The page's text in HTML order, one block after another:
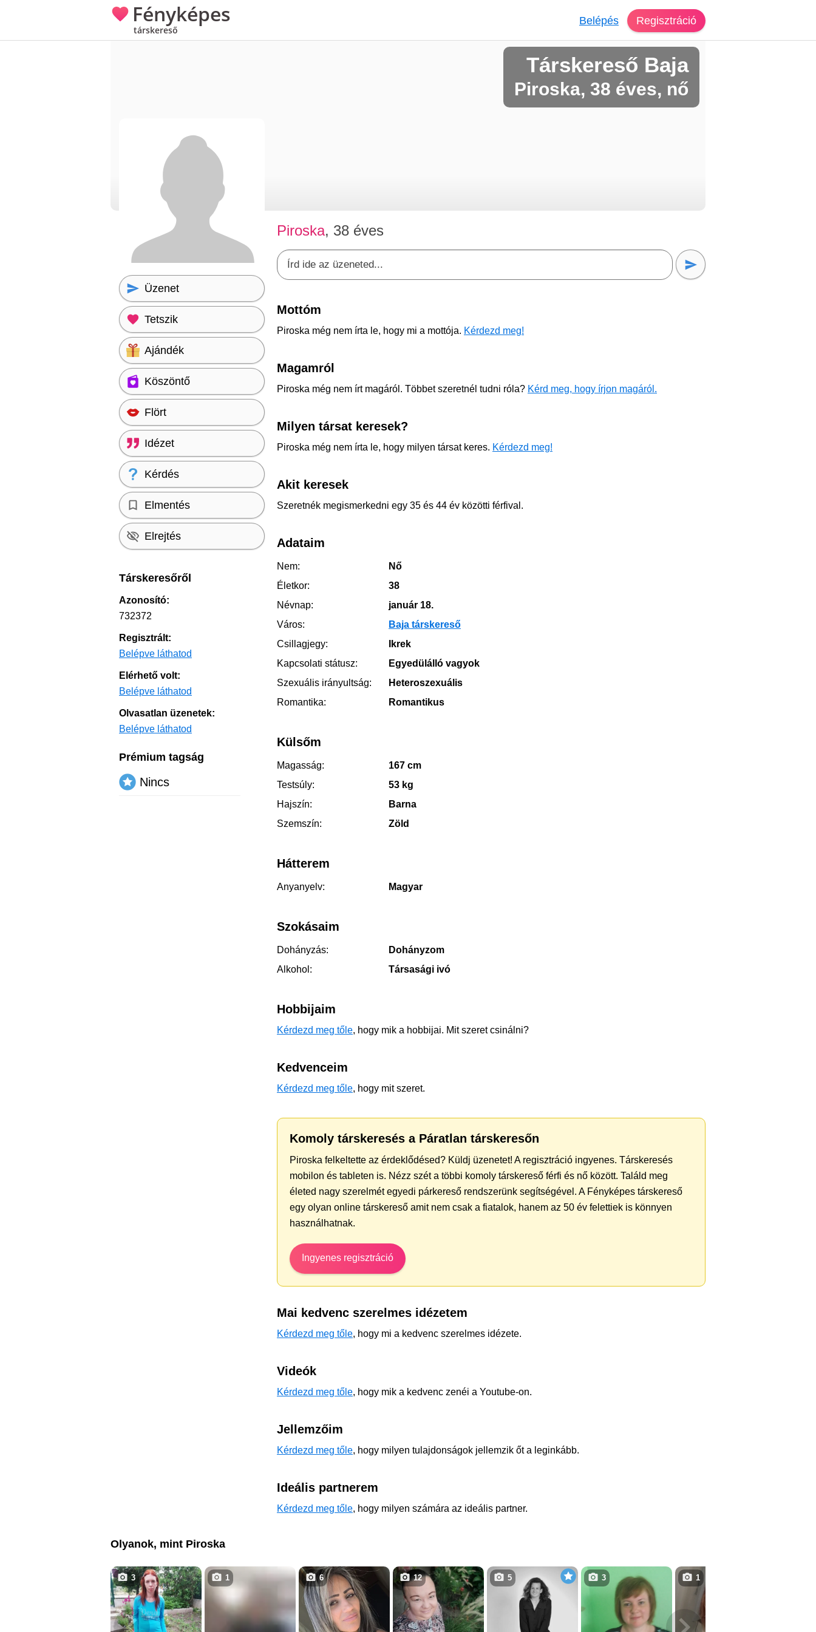
Fényképes
társkereső
Belépés Regisztráció
Társkereső Baja
Piroska, 38 éves, nő
Piroska, 38 éves
Mottóm
Piroska még nem írta le, hogy mi a mottója. Kérdezd meg!
Magamról
Piroska még nem írt magáról. Többet szeretnél tudni róla? Kérd meg, hogy írjon magáról.
Milyen társat keresek?
Piroska még nem írta le, hogy milyen társat keres. Kérdezd meg!
Akit keresek
Szeretnék megismerkedni egy 35 és 44 év közötti férfival.
Adataim
Nem:
Nő
Életkor:
38
Névnap:
január 18.
Város:
Baja társkereső
Csillagjegy:
Ikrek
Kapcsolati státusz:
Egyedülálló vagyok
Szexuális irányultság:
Heteroszexuális
Romantika:
Romantikus
Külsőm
Magasság:
167 cm
Testsúly:
53 kg
Hajszín:
Barna
Szemszín:
Zöld
Hátterem
Anyanyelv: Magyar
Szokásaim
Dohányzás:
Dohányzom
Alkohol:
Társasági ivó
Hobbijaim
Kérdezd meg tőle, hogy mik a hobbijai. Mit szeret csinálni?
Kedvenceim
Kérdezd meg tőle, hogy mit szeret.
Komoly társkeresés a Páratlan társkeresőn
Piroska felkeltette az érdeklődésed? Küldj üzenetet! A regisztráció ingyenes. Társkeresés
mobilon és tableten is. Nézz szét a többi komoly társkereső férfi és nő között. Találd meg
életed nagy szerelmét egyedi párkereső rendszerünk segítségével. A Fényképes társkereső
egy olyan online társkereső amit nem csak a fiatalok, hanem az 50 év felettiek is könnyen
használhatnak.
Ingyenes regisztráció
Mai kedvenc szerelmes idézetem
Kérdezd meg tőle, hogy mi a kedvenc szerelmes idézete.
Videók
Kérdezd meg tőle, hogy mik a kedvenc zenéi a Youtube-on.
Jellemzőim
Kérdezd meg tőle, hogy milyen tulajdonságok jellemzik őt a leginkább.
Ideális partnerem
Kérdezd meg tőle, hogy milyen számára az ideális partner.
Üzenet
Tetszik
Ajándék
Köszöntő
Flört
Idézet
Kérdés
Elmentés
Elrejtés
Társkeresőről
Azonosító:
732372
Regisztrált:
Belépve láthatod
Elérhető volt:
Belépve láthatod
Olvasatlan üzenetek:
Belépve láthatod
Prémium tagság
Nincs
Olyanok, mint Piroska
3 1 6 12 5 3 1